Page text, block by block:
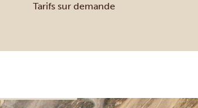
Tarifs sur demande